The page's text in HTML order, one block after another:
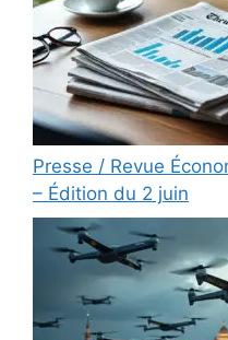
Presse / Revue
– Édition du 2 juin